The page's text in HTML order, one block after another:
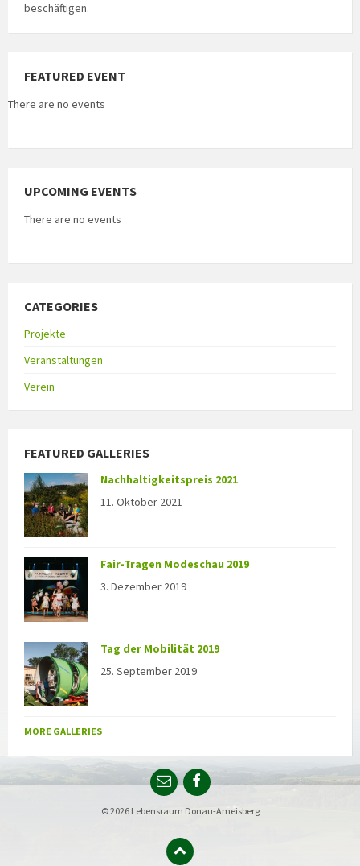
beschäftigen.
FEATURED EVENT
There are no events
UPCOMING EVENTS
There are no events
CATEGORIES
Projekte
Veranstaltungen
Verein
FEATURED GALLERIES
Nachhaltigkeitspreis 2021
11. Oktober 2021
Fair-Tragen Modeschau 2019
3. Dezember 2019
Tag der Mobilität 2019
25. September 2019
MORE GALLERIES
© 2026 Lebensraum Donau-Ameisberg